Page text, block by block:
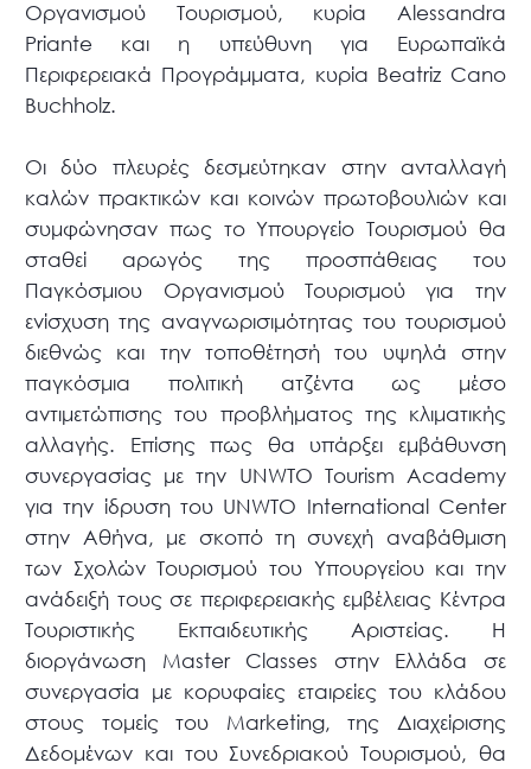
Οργανισμού Τουρισμού, κυρία Alessandra
Priante και η υπεύθυνη για Ευρωπαϊκά
Περιφερειακά Προγράμματα, κυρία Beatriz Cano
Buchholz.
Οι δύο πλευρές δεσμεύτηκαν στην ανταλλαγή
καλών πρακτικών και κοινών πρωτοβουλιών και
συμφώνησαν πως το Υπουργείο Τουρισμού θα
σταθεί αρωγός της προσπάθειας του
Παγκόσμιου Οργανισμού Τουρισμού για την
ενίσχυση της αναγνωρισιμότητας του τουρισμού
διεθνώς και την τοποθέτησή του υψηλά στην
παγκόσμια πολιτική ατζέντα ως μέσο
αντιμετώπισης του προβλήματος της κλιματικής
αλλαγής. Επίσης πως θα υπάρξει εμβάθυνση
συνεργασίας με την UNWTO Tourism Academy
για την ίδρυση του UNWTO International Center
στην Αθήνα, με σκοπό τη συνεχή αναβάθμιση
των Σχολών Τουρισμού του Υπουργείου και την
ανάδειξή τους σε περιφερειακής εμβέλειας Κέντρα
Τουριστικής Εκπαιδευτικής Αριστείας. Η
διοργάνωση Master Classes στην Ελλάδα σε
συνεργασία με κορυφαίες εταιρείες του κλάδου
στους τομείς του Marketing, της Διαχείρισης
Δεδομένων και του Συνεδριακού Τουρισμού, θα